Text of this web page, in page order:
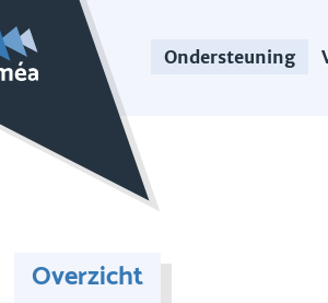
Ondersteuning
Overzicht